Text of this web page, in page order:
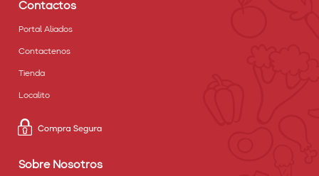
Contactos
Portal Aliados
Contactenos
Tienda
Localito
Sobre Nosotros